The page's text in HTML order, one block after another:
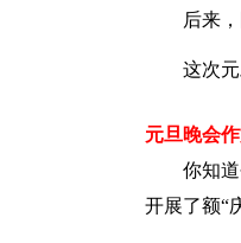
后来
这次
元旦晚会
你知
开展了额“